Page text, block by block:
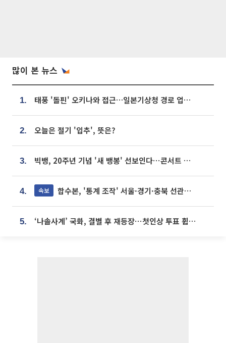
많이 본 뉴스
1. 태풍 '돌핀' 오키나와 접근…일본기상청 경로 업데이트
2. 오늘은 절기 '입추', 뜻은?
3. 빅뱅, 20주년 기념 '새 뱅봉' 선보인다⋯콘서트 앞두고 팝업 개최
4. 속보 합수본, '통계 조작' 서울·경기·충북 선관위 등 추가 압수수색
5. ‘나솔사계’ 국화, 결별 후 재등장⋯첫인상 투표 휩쓸고 ‘인기녀’ 등극